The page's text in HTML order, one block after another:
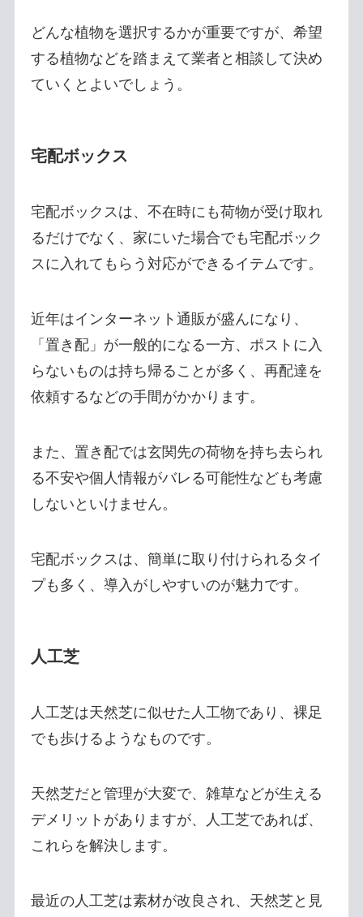
どんな植物を選択するかが重要ですが、希望
する植物などを踏まえて業者と相談して決め
ていくとよいでしょう。
宅配ボックス
宅配ボックスは、不在時にも荷物が受け取れ
るだけでなく、家にいた場合でも宅配ボック
スに入れてもらう対応ができるイテムです。
近年はインターネット通販が盛んになり、
「置き配」が一般的になる一方、ポストに入
らないものは持ち帰ることが多く、再配達を
依頼するなどの手間がかかります。
また、置き配では玄関先の荷物を持ち去られ
る不安や個人情報がバレる可能性なども考慮
しないといけません。
宅配ボックスは、簡単に取り付けられるタイ
プも多く、導入がしやすいのが魅力です。
人工芝
人工芝は天然芝に似せた人工物であり、裸足
でも歩けるようなものです。
天然芝だと管理が大変で、雑草などが生える
デメリットがありますが、人工芝であれば、
これらを解決します。
最近の人工芝は素材が改良され、天然芝と見